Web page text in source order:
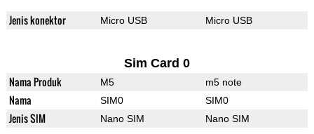
Jenis konektor Micro USB Micro USB
Sim Card 0
Nama Produk M5 m5 note
Nama SIM0 SIM0
Jenis SIM Nano SIM Nano SIM